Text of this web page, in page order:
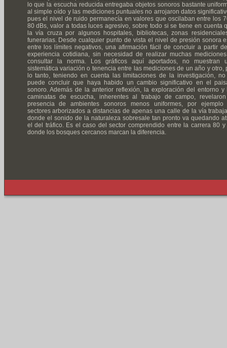
lo que la escucha reducida entregaba objetos sonoros bastante
al simple oído y las mediciones puntuales no arrojaron datos
pues el nivel de ruido permanecía en valores que oscilaban entre los
80 dBs, valor a todas luces agresivo, sobre todo si se tiene en cuenta
la vía cruza por algunos hospitales, bibliotecas, zonas
funerarias. Desde cualquier punto de vista el nivel de presión sonora
entre los límites negativos, una afirmación fácil de concluir a partir
experiencia cotidiana, sin necesidad de realizar muchas
consultar la norma. Los gráficos aquí aportados, no muestran
sistemática variación o tenencia entre las mediciones de un año y otro,
lo tanto, teniendo en cuenta las limitaciones de la investigación,
puede concluir que haya habido un cambio significativo en el
sonoro. Además de la anterior reflexión, la exploración del entorno y
caminatas de escucha, inherentes al trabajo de campo,
presencia de ambientes sonoros menos uniformes, por ejemplo
sectores arborizados a distancias de apenas una calle de la vía
donde el sonido de la naturaleza sobresale tan pronto va quedando
el del tráfico. Es el caso del sector comprendido entre la carrera 80 y
donde los bosques cercanos marcan la diferencia.